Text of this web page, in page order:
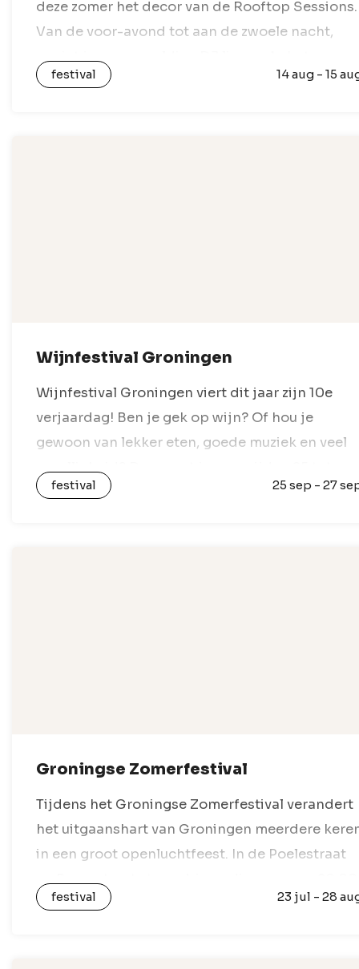
deze zomer het decor van de Rooftop Sessions.
Van de voor-avond tot aan de zwoele nacht,
mooiste uitzicht over de…
festival 14 aug - 15
Wijnfestival Groningen
Wijnfestival Groningen viert dit jaar zijn 10e
verjaardag! Ben je gek op wijn? Of hou je
gewoon van lekker eten, goede muziek en veel
met zondag…
festival 25 sep - 27
Groningse Zomerfestival
Tijdens het Groningse Zomerfestival verandert
het uitgaanshart van Groningen meerdere
in een groot openluchtfeest. In de Poelestraat
tot 01:00 dj’s zorgen voor een mix van
festival 23 jul - 28